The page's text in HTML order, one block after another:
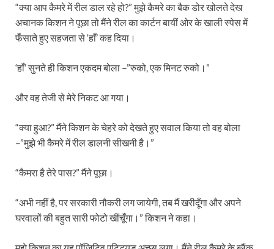
“क्या आप कैमरे में रील डाल रहे हो?” मुझे कैमरे का बैक डोर खोलते देख
अचानक किशन ने पूछा तो मैंने रील का कार्टन बायीं ओर के खाली स्पेस में
फँसाते हुए सहजता से ‘हाँ’ कह दिया।
‘हाँ’ सुनते ही किशन एकदम बोला –”रुको, एक मिनट रुको।”
और वह तेजी से मेरे निकट आ गया।
“क्या हुआ?” मैंने किशन के चेहरे को देखते हुए सवाल किया तो वह बोला
–”मुझे भी कैमरे में रील डालनी सीखनी है।”
“कैमरा है तेरे पास?” मैंने पूछा।
“अभी नहीं है, पर सरकारी नौकरी लग जायेगी, तब मैं खरीदूँगा और अपने
घरवालों की बहुत सारी फोटो खींचूँगा।” किशन ने कहा।